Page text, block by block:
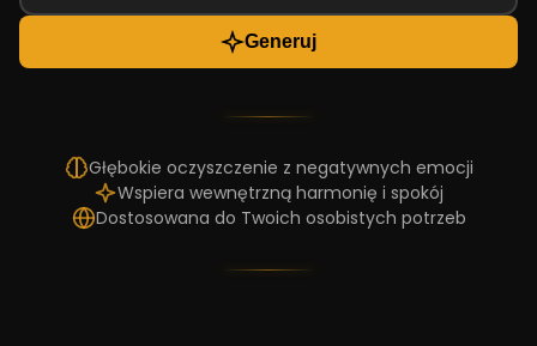
Generuj
Głębokie oczyszczenie z negatywnych emocji
Wspiera wewnętrzną harmonię i spokój
Dostosowana do Twoich osobistych potrzeb